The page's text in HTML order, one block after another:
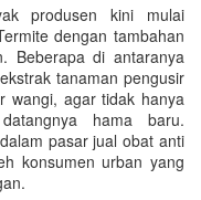
produsen kini mulai
dengan tambahan
Beberapa di antaranya
tanaman pengusir
wangi, agar tidak hanya
hama baru.
pasar jual obat anti
konsumen urban yang